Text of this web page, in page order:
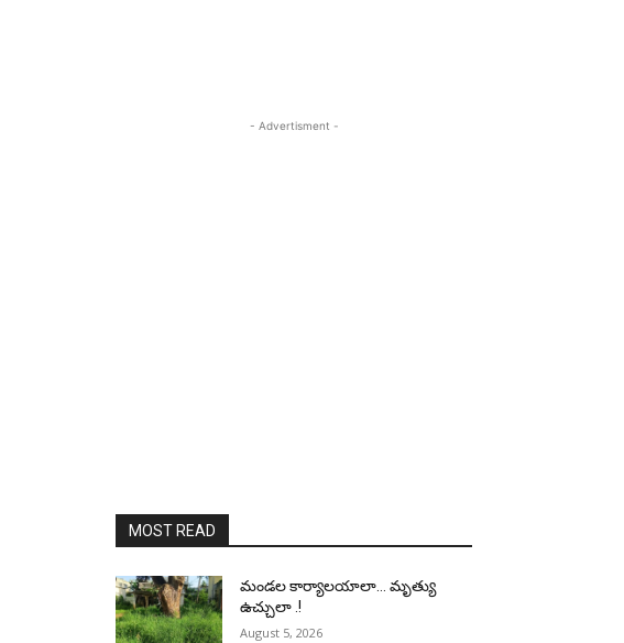
- Advertisment -
MOST READ
మండల కార్యాలయాలా… మృత్యు
ఉచ్చులా .!
August 5, 2026